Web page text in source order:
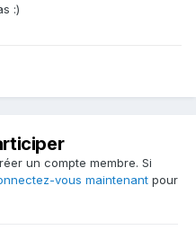
:)
un compte membre. Si
vous maintenant pour